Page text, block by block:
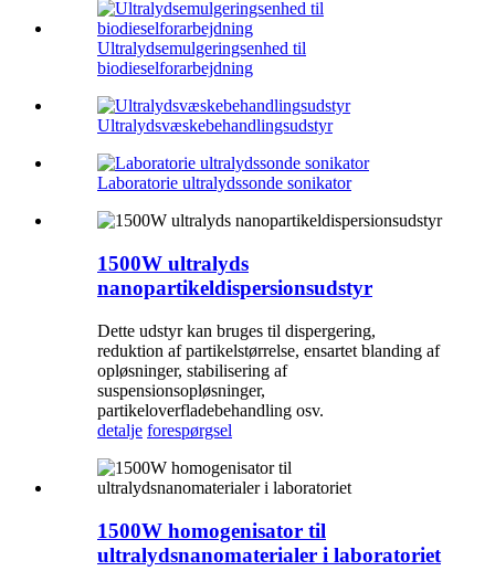
Ultralydsemulgeringsenhed til
biodieselforarbejdning
Ultralydsvæskebehandlingsudstyr
Laboratorie ultralydssonde sonikator
1500W ultralyds
nanopartikeldispersionsudstyr
Dette udstyr kan bruges til dispergering,
reduktion af partikelstørrelse, ensartet blanding af
opløsninger, stabilisering af
suspensionsopløsninger,
partikeloverfladebehandling osv.
detalje forespørgsel
1500W homogenisator til
ultralydsnanomaterialer i laboratoriet